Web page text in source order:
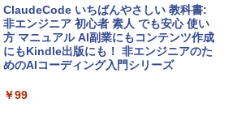
￥2,952
Apple 2026 MacBook Air M5チップ搭載
13インチノートブック：AIとApple Intell
スプレイ、16GBユニファイドメモリ、1
Robloxギフトカード - 2,000 Robux 【限
定バーチャルアイテムを含む】 【オンラ
インゲームコード】 ロブロックス | オン
ClaudeCode いちばんやさしい 教科書:
非エンジニア 初心者 素人 でも安心 使い
方 マニュアル AI副業にもコンテンツ作成
にもKindle出版にも！ 非エンジニアのた
めのAIコーディング入門シリーズ
￥99